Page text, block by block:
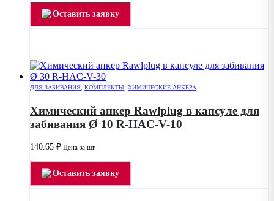
Оставить заявку
ДЛЯ ЗАБИВАНИЯ, КОМПЛЕКТЫ, ХИМИЧЕСКИЕ АНКЕРА
Химический анкер Rawlplug в капсуле для
забивания Ø 10 R-HAC-V-10
140.65 ₽ Цена за шт.
Оставить заявку